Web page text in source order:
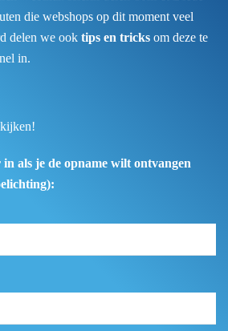
die webshops op dit moment veel
delen we ook tips en tricks om deze te
in.
als je de opname wilt ontvangen